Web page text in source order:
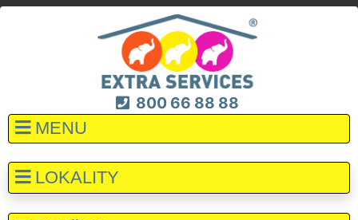
800 66 88 88
MENU
LOKALITY